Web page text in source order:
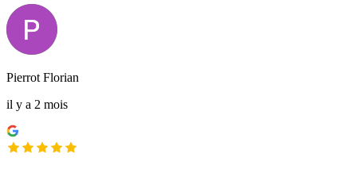
Pierrot Florian
il y a 2 mois